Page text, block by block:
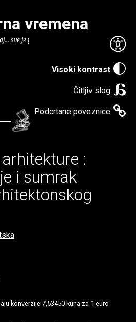
Visoki kontrast
Čitljiv slog
Podcrtane poveznice
vremena
sve je puno knjiga.
:
i sumrak
konverzije 7,53450 kuna za 1 euro